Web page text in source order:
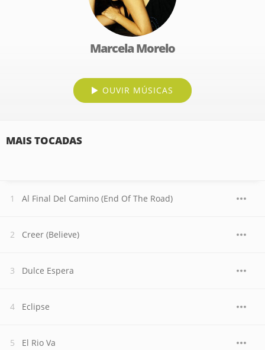
Marcela Morelo
OUVIR MÚSICAS
MAIS TOCADAS
Al Final Del Camino (End Of The Road)
Creer (Believe)
Dulce Espera
Eclipse
El Rio Va